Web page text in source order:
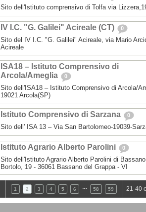
Sito dell'Istituto comprensivo di Tolfa via
IV I.C. "G. Galilei" Acireale (CT) 0
Sito del IV I.C. "G. Galilei" Acireale, via Mario
Acireale
ISA18 – Istituto Comprensivo di
Arcola/Ameglia
0
Sito dell'ISA18 – Istituto Comprensivo di Arcola/
19021 Arcola(SP)
Istituto Comprensivo di Sarzana 0
Sito dell' ISA 13 – Via San Bartolomeo-19039-
Istituto Agrario Alberto Parolini 0
Sito dell'Istituto Agrario Alberto Parolini di
Bortolo, 19 - 36061 Bassano del Grappa - VI
1 2 3 4 5 6 58 59 21-40